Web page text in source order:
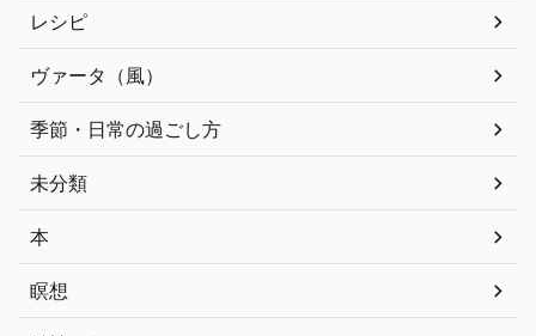
レシピ
ヴァータ（風）
季節・日常の過ごし方
未分類
本
瞑想